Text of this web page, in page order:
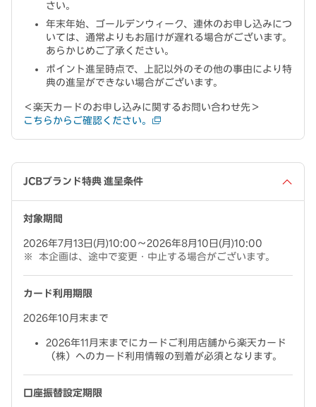
さい。
年末年始、ゴールデンウィーク、連休のお申し込みにつ
いては、通常よりもお届けが遅れる場合がございます。
あらかじめご了承ください。
ポイント進呈時点で、上記以外のその他の事由により特
典の進呈ができない場合がございます。
＜楽天カードのお申し込みに関するお問い合わせ先＞
こちらからご確認ください。
JCBブランド特典 進呈条件
対象期間
2026年7月13日(月)10:00～2026年8月10日(月)10:00
本企画は、途中で変更・中止する場合がございます。
カード利用期限
2026年10月末まで
2026年11月末までにカードご利用店舗から楽天カード
（株）へのカード利用情報の到着が必須となります。
口座振替設定期限